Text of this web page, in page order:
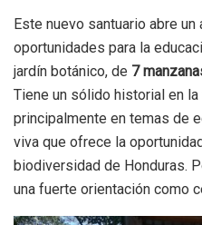
Este nuevo santuario abre un
oportunidades para la
jardín botánico, de 7
Tiene un sólido historial en
principalmente en temas de
viva que ofrece la
biodiversidad de Honduras.
una fuerte orientación como